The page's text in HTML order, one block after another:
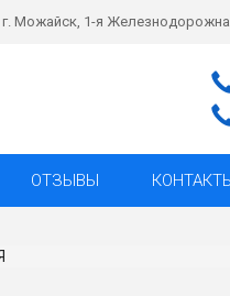
г. Можайск, 1-я
ОТЗЫВЫ